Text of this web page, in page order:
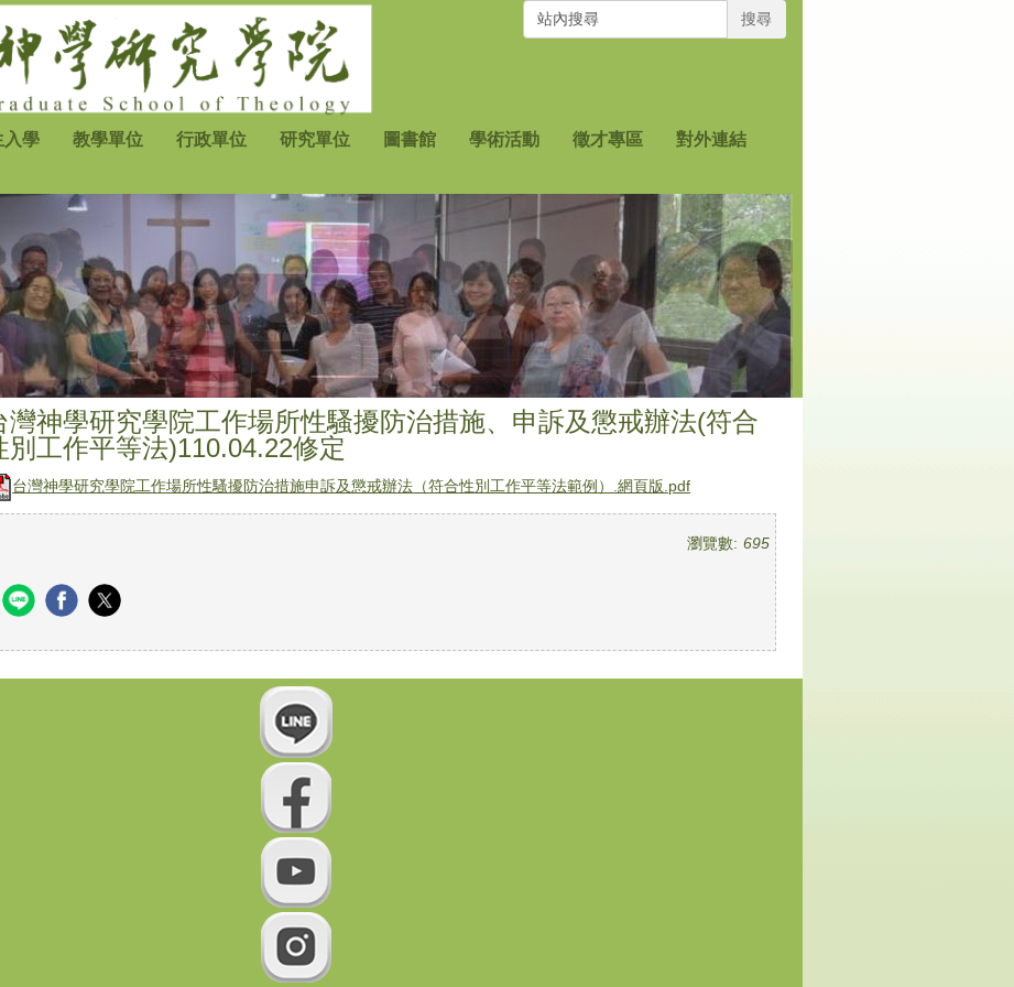
搜尋
入學 教學單位 行政單位 研究單位 圖書館 學術活動 徵才專區
對外連結
灣神學研究學院工作場所性騷擾防治措施、申訴及懲戒辦法(符合
別工作平等法)110.04.22修定
台灣神學研究學院工作場所性騷擾防治措施申訴及懲戒辦法（符合性別工作平等法範例）.網頁版.pdf
瀏覽數: 695